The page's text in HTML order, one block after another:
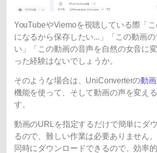
YouTubeやViemoを視聴している際「
になるから保存したい...」「この動画
い」「この動画の音声を自然の女音に
った経験はないでしょうか。
そのような場合は、UniConverterの動
機能を使って、そして動画の声を変え
す。
動画のURLを指定するだけで簡単にダ
るので、難しい作業は必要ありません
同時にダウンロードできるので、効率